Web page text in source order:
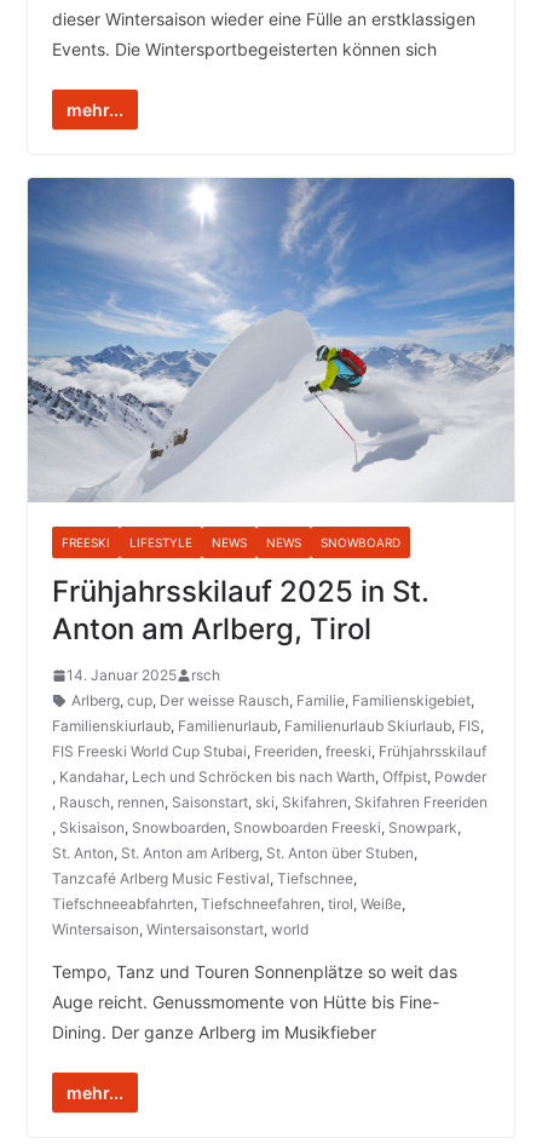
dieser Wintersaison wieder eine Fülle an erstklassigen
Events. Die Wintersportbegeisterten können sich
mehr...
FREESKI LIFESTYLE NEWS NEWS SNOWBOARD
Frühjahrsskilauf 2025 in St.
Anton am Arlberg, Tirol
14. Januar 2025
rsch
Arlberg, cup, Der weisse Rausch, Familie, Familienskigebiet,
Familienskiurlaub, Familienurlaub, Familienurlaub Skiurlaub, FIS,
FIS Freeski World Cup Stubai, Freeriden, freeski, Frühjahrsskilauf
, Kandahar, Lech und Schröcken bis nach Warth, Offpist, Powder
, Rausch, rennen, Saisonstart, ski, Skifahren, Skifahren Freeriden
, Skisaison, Snowboarden, Snowboarden Freeski, Snowpark,
St. Anton, St. Anton am Arlberg, St. Anton über Stuben,
Tanzcafé Arlberg Music Festival, Tiefschnee,
Tiefschneeabfahrten, Tiefschneefahren, tirol, Weiße,
Wintersaison, Wintersaisonstart, world
Tempo, Tanz und Touren Sonnenplätze so weit das
Auge reicht. Genussmomente von Hütte bis Fine-
Dining. Der ganze Arlberg im Musikfieber
mehr...